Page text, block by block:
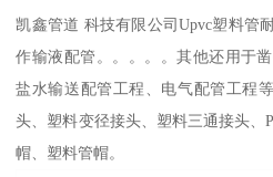
凯鑫管道 科技有限公司Upvc塑料管
作输液配管。。。。。其他还用于
盐水输送配管工程、电气配管工程
头、塑料变径接头、塑料三通接头、
帽、塑料管帽。